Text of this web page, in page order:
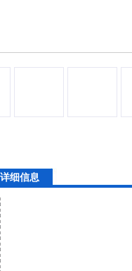
详细信息